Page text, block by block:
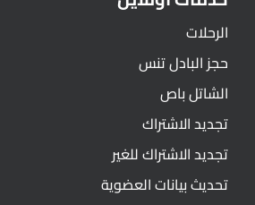
الرحلات
حجز البادل تنس
الشاتل باص
تجديد الاشتراك
تجديد الاشتراك للغير
تحديث بيانات العضوية